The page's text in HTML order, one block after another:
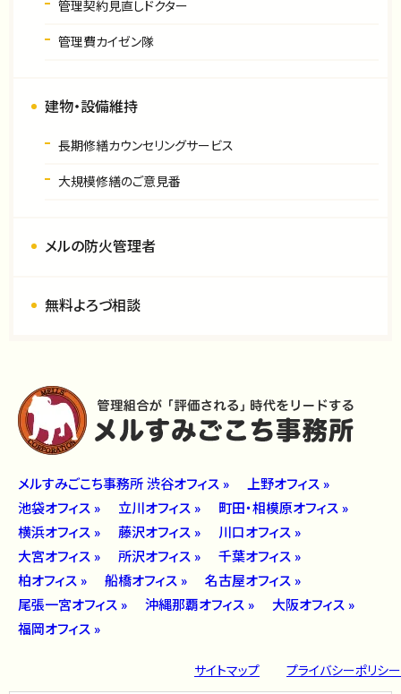
管理契約見直しドクター
管理費カイゼン隊
建物・設備維持
長期修繕カウンセリングサービス
大規模修繕のご意見番
メルの防火管理者
無料よろづ相談
メルすみごこち事務所 渋谷オフィス »
上野オフィス »
池袋オフィス »
立川オフィス »
町田・相模原オフィス »
横浜オフィス »
藤沢オフィス »
川口オフィス »
大宮オフィス »
所沢オフィス »
千葉オフィス »
柏オフィス »
船橋オフィス »
名古屋オフィス »
尾張一宮オフィス »
沖縄那覇オフィス »
大阪オフィス »
福岡オフィス »
サイトマップ プライバシーポリシー